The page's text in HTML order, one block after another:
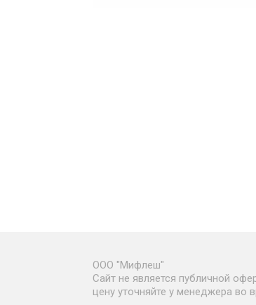
ООО "Мифлеш"
Сайт не является публичной
цену уточняйте у менеджера во